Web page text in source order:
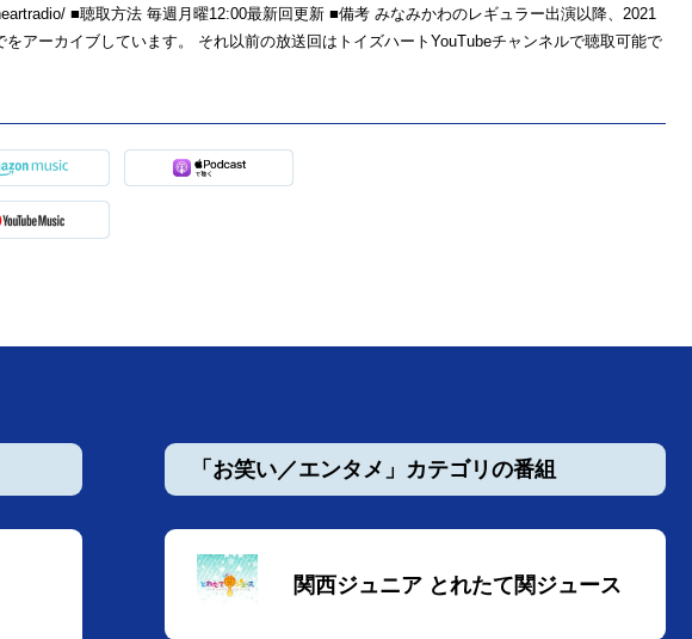
■聴取方法 毎週月曜12:00最新回更新 ■備考 みなみかわのレギュラー出演以降、2021
アーカイブしています。 それ以前の放送回はトイズハートYouTubeチャンネルで聴取可能で
「お笑い／エンタメ」カテゴリの番組
関西ジュニア とれたて関ジュース